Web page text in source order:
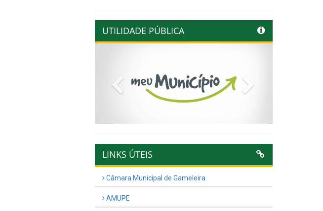
UTILIDADE PÚBLICA
Previous
LINKS ÚTEIS
Câmara Municipal de Gameleira
AMUPE